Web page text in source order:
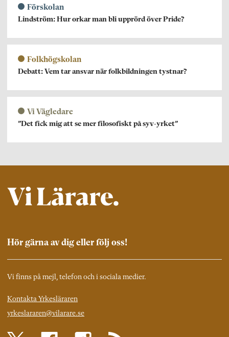
Förskolan
Lindström: Hur orkar man bli upprörd över Pride?
Folkhögskolan
Debatt: Vem tar ansvar när folkbildningen tystnar?
Vi Vägledare
”Det fick mig att se mer filosofiskt på syv-yrket”
Hör gärna av dig eller följ oss!
Vi finns på mejl, telefon och i sociala medier.
Kontakta Yrkesläraren
yrkeslararen@vilarare.se